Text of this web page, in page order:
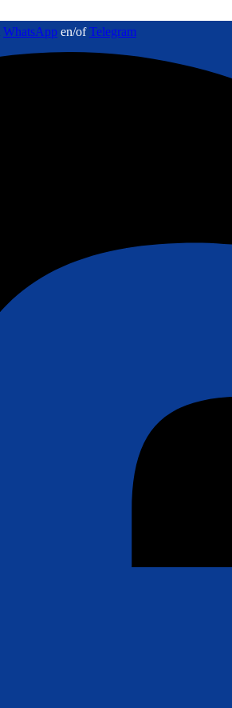
WhatsApp en/ofTelegram